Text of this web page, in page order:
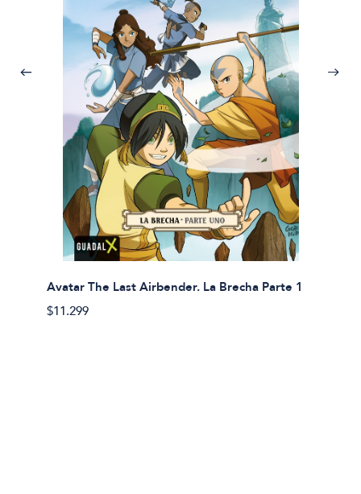
Avatar The Last Airbender. La Brecha Parte 1
$11.299